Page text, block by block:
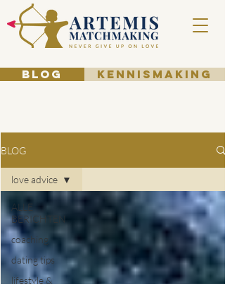
BLOG KENNISMAKING
BLOG
ALLE
BERICHTEN
coaching
dating tips
lifestyle &
love advice